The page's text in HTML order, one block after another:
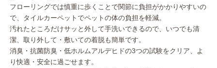
フローリングでは慎重に歩くことで関節に負担がかかりやすいの
で、タイルカーペットでペットの体の負担を軽減。
汚れたところだけサッと外して手洗いできるので、いつでも清
潔、取り外して・敷いての着脱も簡単です。
消臭・抗菌防臭・低ホルムアルデヒドの3つの試験をクリア、よ
り快適・安全に過ごせます。